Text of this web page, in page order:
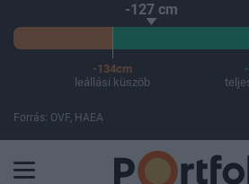
-127 cm
-134cm
leállási küszöb
Forrás: OVF, HAEA